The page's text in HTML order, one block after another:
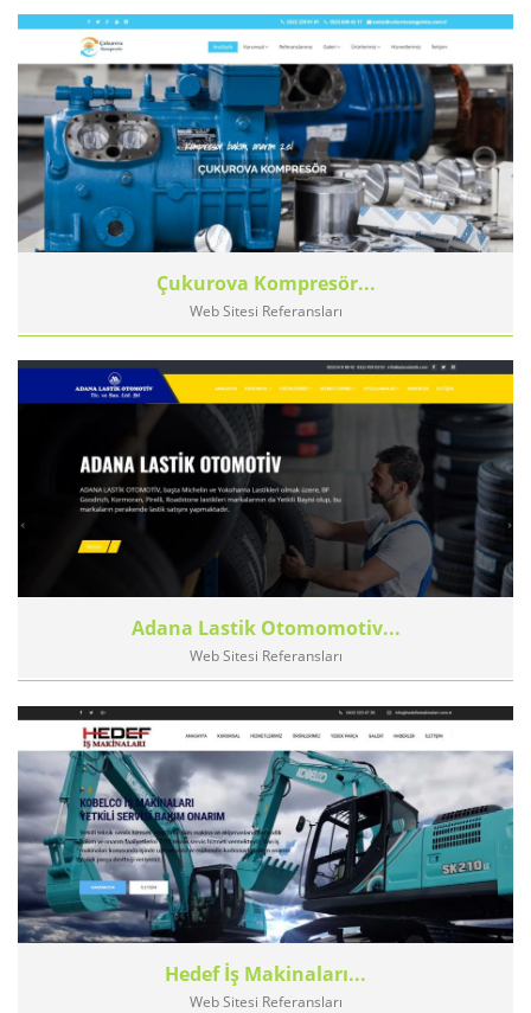
Çukurova Kompresör...
Web Sitesi Referansları
Adana Lastik Otomomotiv...
Web Sitesi Referansları
Hedef İş Makinaları...
Web Sitesi Referansları